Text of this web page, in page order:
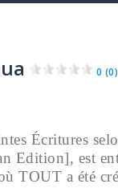
0 (0)
Écritures
Edition], est
TOUT a été